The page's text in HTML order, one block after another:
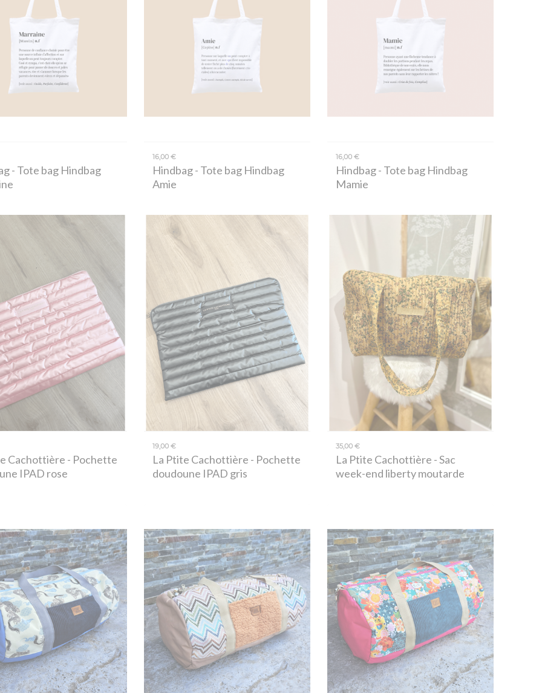
- Tote bag Hindbag
16,00 €
Hindbag- Tote bag Hindbag
Amie
16,00 €
Hindbag- Tote bag Hindbag
Mamie
Cachottière - Pochette
IPAD rose
19,00 €
La Ptite Cachottière - Pochette
doudoune IPAD gris
35,00 €
La Ptite Cachottière - Sac
week-end liberty moutarde